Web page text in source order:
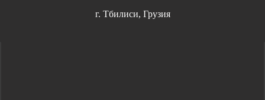
г. Тбилиси, Грузия